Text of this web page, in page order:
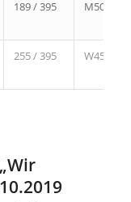
189 / 395 M50
255 / 395 W45